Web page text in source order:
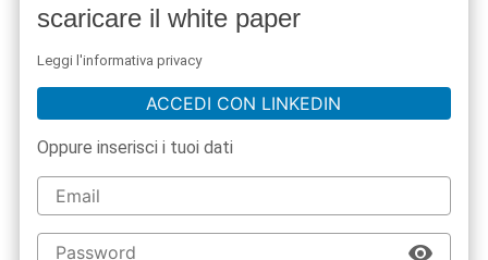
scaricare il white paper
Leggi l'informativa privacy
ACCEDI CON LINKEDIN
Oppure inserisci i tuoi dati